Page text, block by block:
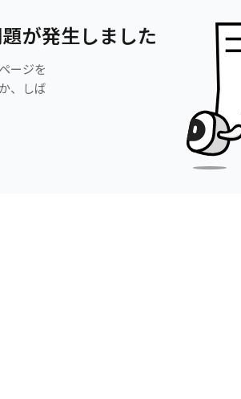
が発生しました
ージを
、しば